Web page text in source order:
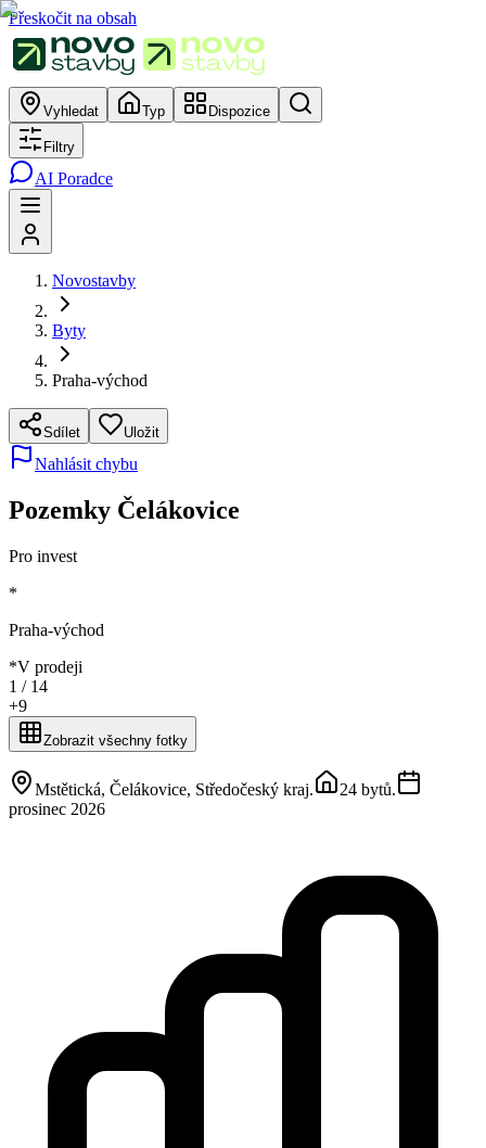
Přeskočit na obsah
Vyhledat Typ Dispozice
Filtry
AI Poradce
Novostavby
Byty
Praha-východ
Sdílet Uložit
Nahlásit chybu
Pozemky Čelákovice
Pro invest
*
Praha-východ
*V prodeji
1 / 14
+9
Zobrazit všechny fotky
Mstětická, Čelákovice, Středočeský kraj. 24 bytů.
prosinec 2026